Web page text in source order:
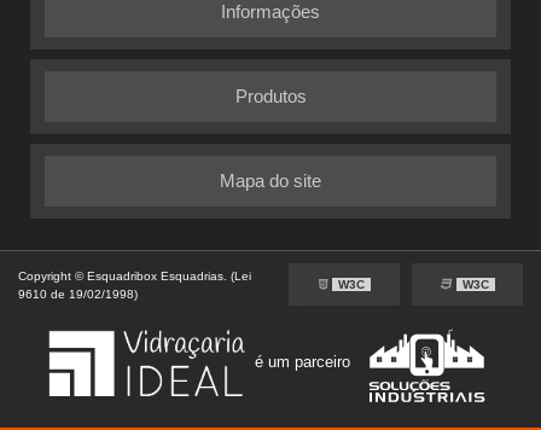
Informações
Produtos
Mapa do site
Copyright © Esquadribox Esquadrias. (Lei
9610 de 19/02/1998)
W3C W3C
é um parceiro